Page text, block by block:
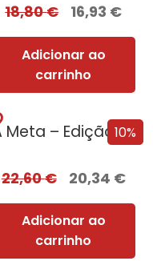
18,80€ 16,93 €
Adicionar ao
carrinho
10%
A Meta – Edição com EDGES
22,60€ 20,34 €
Adicionar ao
carrinho